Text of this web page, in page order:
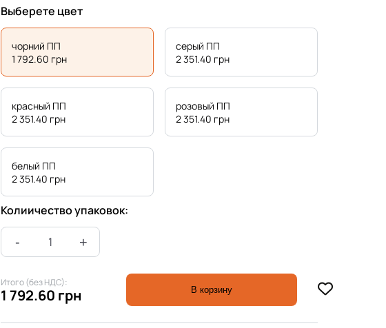
Выберете цвет
чорний ПП
1 792.60 грн
серый ПП
2 351.40 грн
красный ПП
2 351.40 грн
розовый ПП
2 351.40 грн
белый ПП
2 351.40 грн
Колиичество упаковок:
Итого (без НДС):
1 792.60 грн В корзину